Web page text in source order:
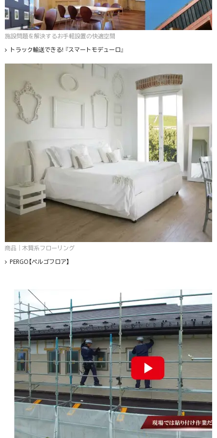
施設問題を解決するお手軽設置の快適空間
トラック輸送できる! 『スマートモデューロ』
商品｜木質系フローリング
PERGO【ペルゴフロア】